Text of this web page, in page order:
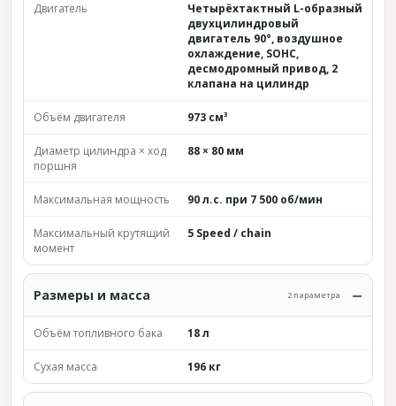
Двигатель
Четырёхтактный L-образный
двухцилиндровый
двигатель 90°, воздушное
охлаждение, SOHC,
десмодромный привод, 2
клапана на цилиндр
Объём двигателя 973 см³
Диаметр цилиндра × ход
поршня
88 × 80 мм
Максимальная мощность 90 л.с. при 7 500 об/мин
Максимальный крутящий
момент
5 Speed / chain
Размеры и масса 2 параметра
Объём топливного бака 18 л
Сухая масса 196 кг